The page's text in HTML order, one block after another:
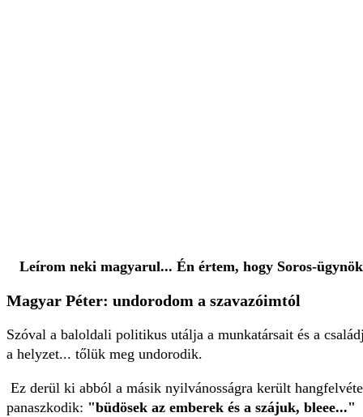
Leírom neki magyarul... Én értem, hogy Soros-
Magyar Péter: undorodom a szavazóimtól
Szóval a baloldali politikus utálja a munkatársait és a
a helyzet... tőlük meg undorodik.
Ez derül ki abból a másik nyilvánosságra került
panaszkodik: "büdösek az emberek és a szájuk, bleee..."